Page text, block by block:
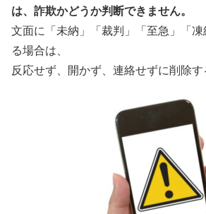
は、詐欺かどうか判断できません。
文面に「未納」「裁判」「至急」「
る場合は、
反応せず、開かず、連絡せずに削除す